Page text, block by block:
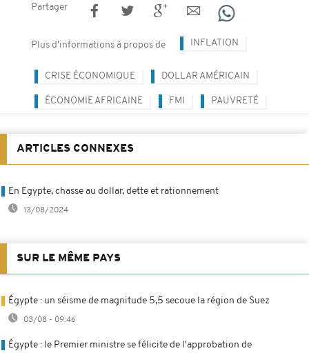
Partager
Plus d'informations à propos de INFLATION
CRISE ÉCONOMIQUE DOLLAR AMÉRICAIN
ÉCONOMIE AFRICAINE FMI PAUVRETÉ
ARTICLES CONNEXES
En Egypte, chasse au dollar, dette et rationnement
13/08/2024
SUR LE MÊME PAYS
Égypte : un séisme de magnitude 5,5 secoue la région de Suez
03/08 - 09:46
Égypte : le Premier ministre se félicite de l'approbation de